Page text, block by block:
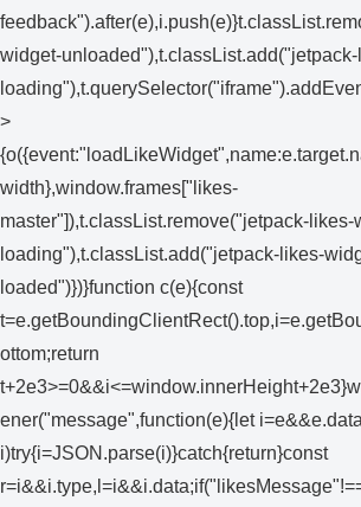
widget-
>
width},window.frames["likes-
master"]),t.classList.remove("jetpack-likes-
loading"),t.classList.add("jetpack-likes-
loaded")})}function c(e){const
ottom;return
ener("message",function(e){let
i)try{i=JSON.parse(i)}catch{return}const